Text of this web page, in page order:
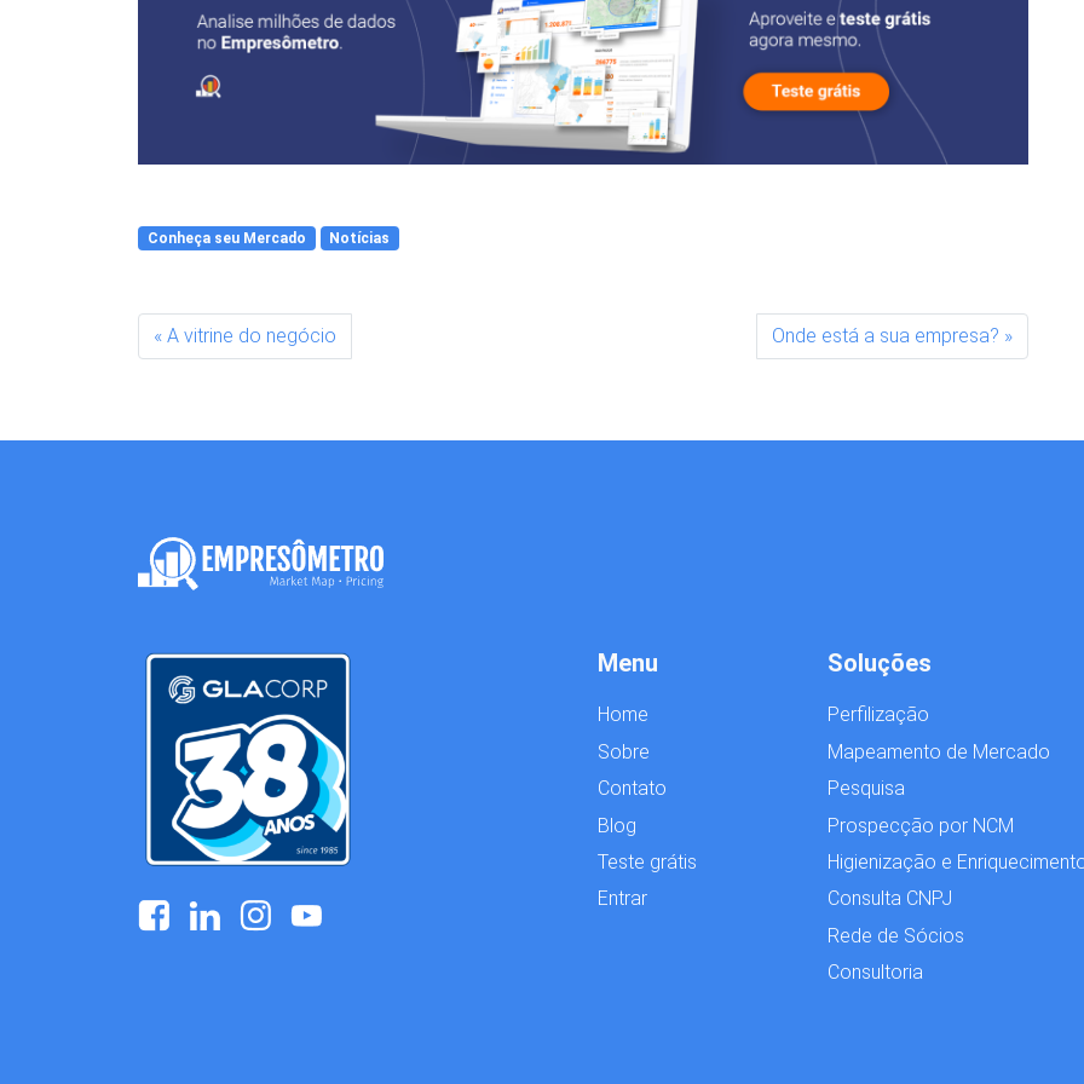
Conheça seu Mercado Notícias
A vitrine do negócio Onde está a sua empresa?
Menu
Home
Sobre
Contato
Blog
Teste grátis
Entrar
Soluções
Perfilização
Mapeamento de Mercado
Pesquisa
Prospecção por NCM
Higienização e
Consulta CNPJ
Rede de Sócios
Consultoria